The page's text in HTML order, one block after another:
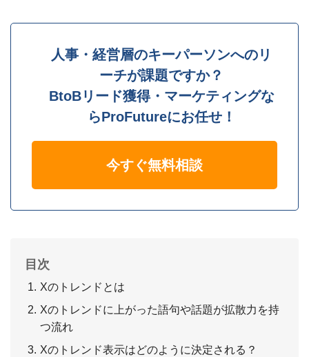
人事・経営層のキーパーソンへのリ
ーチが課題ですか？
BtoBリード獲得・マーケティングな
らProFutureにお任せ！
今すぐ無料相談
目次
Xのトレンドとは
Xのトレンドに上がった語句や話題が拡散力を持
つ流れ
Xのトレンド表示はどのように決定される？